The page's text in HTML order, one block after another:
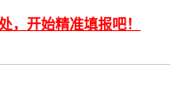
，开始精准填报吧！